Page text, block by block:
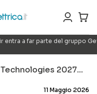
entra a far parte del gruppo
2027…
11 Maggio 2026